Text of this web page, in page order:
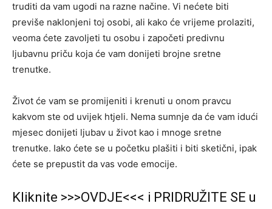
truditi da vam ugodi na razne načine. Vi nećete biti
previše naklonjeni toj osobi, ali kako će vrijeme prolaziti,
veoma ćete zavoljeti tu osobu i započeti predivnu
ljubavnu priču koja će vam donijeti brojne sretne
trenutke.
Život će vam se promijeniti i krenuti u onom pravcu
kakvom ste od uvijek htjeli. Nema sumnje da će vam idući
mjesec donijeti ljubav u život kao i mnoge sretne
trenutke. Iako ćete se u početku plašiti i biti sketični, ipak
ćete se prepustit da vas vode emocije.
Kliknite >>>OVDJE<<< i PRIDRUŽITE SE u